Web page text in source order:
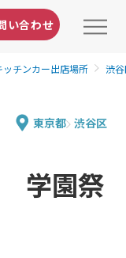
い合わせ
ッチンカー出店場所 渋
東京都 渋谷区
学園祭